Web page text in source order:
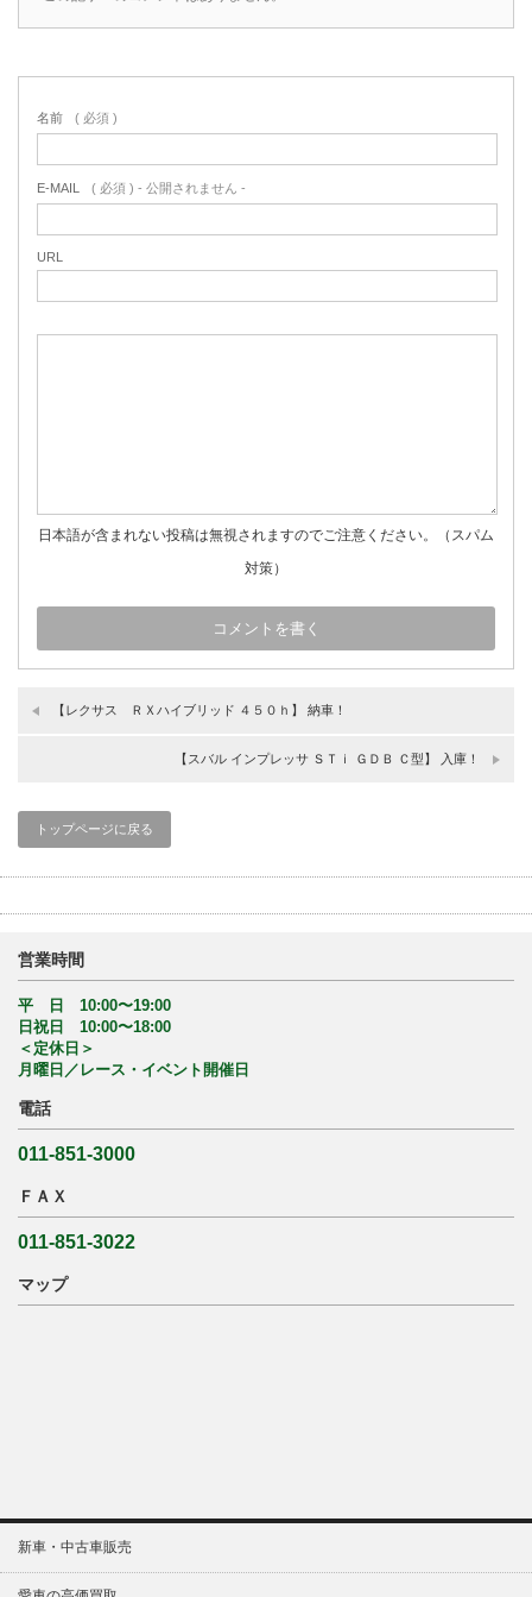
名前 ( 必須 )
E-MAIL ( 必須 ) - 公開されません -
URL
日本語が含まれない投稿は無視されますのでご注意ください。（スパム
対策）
【レクサス ＲＸハイブリッド ４５０ｈ】 納車！
【スバル インプレッサ ＳＴｉ ＧＤＢ Ｃ型】 入庫！
トップページに戻る
営業時間
平 日 10:00〜19:00
日祝日 10:00〜18:00
＜定休日＞
月曜日／レース・イベント開催日
電話
011-851-3000
ＦＡＸ
011-851-3022
マップ
新車・中古車販売